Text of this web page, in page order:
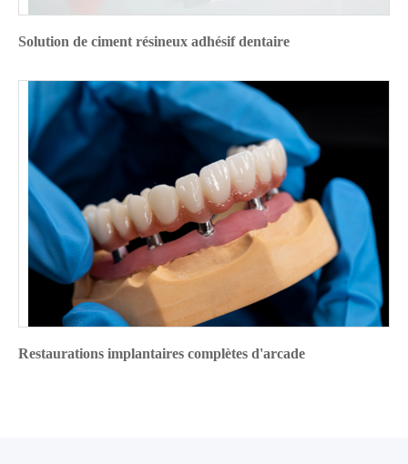
Solution de ciment résineux adhésif dentaire
Restaurations implantaires complètes d'arcade